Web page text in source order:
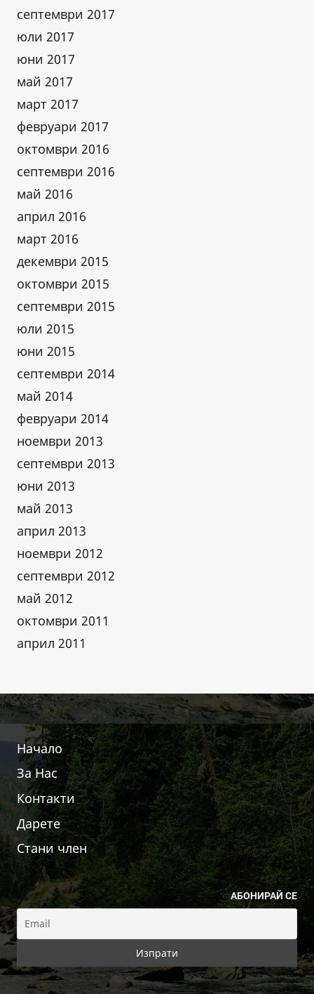
септември 2017
юли 2017
юни 2017
май 2017
март 2017
февруари 2017
октомври 2016
септември 2016
май 2016
април 2016
март 2016
декември 2015
октомври 2015
септември 2015
юли 2015
юни 2015
септември 2014
май 2014
февруари 2014
ноември 2013
септември 2013
юни 2013
май 2013
април 2013
ноември 2012
септември 2012
май 2012
октомври 2011
април 2011
Начало
За Нас
Контакти
Дарете
Стани член
АБОНИРАЙ СЕ